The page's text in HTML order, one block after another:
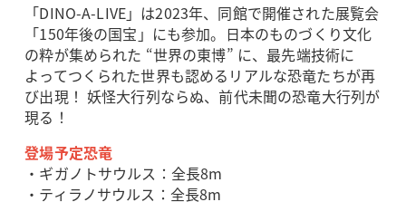
「DINO-A-LIVE」は2023年、同館で開催された展覧会
「150年後の国宝」にも参加。日本のものづくり文化
の粋が集められた “世界の東博” に、最先端技術に
よってつくられた世界も認めるリアルな恐竜たちが再
び出現！ 妖怪大行列ならぬ、前代未聞の恐竜大行列が
現る！
登場予定恐竜
・ギガノトサウルス：全長8m
・ティラノサウルス：全長8m